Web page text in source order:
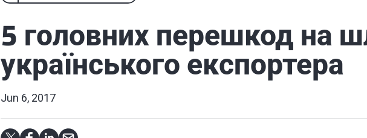
5 головних перешкод на
українського експортера
Jun 6, 2017